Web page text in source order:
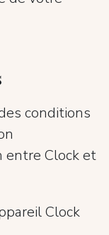
conditions
Clock et
Clock